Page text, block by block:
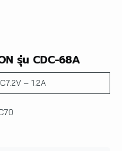
รุ่น CDC-68A
– 1.2A